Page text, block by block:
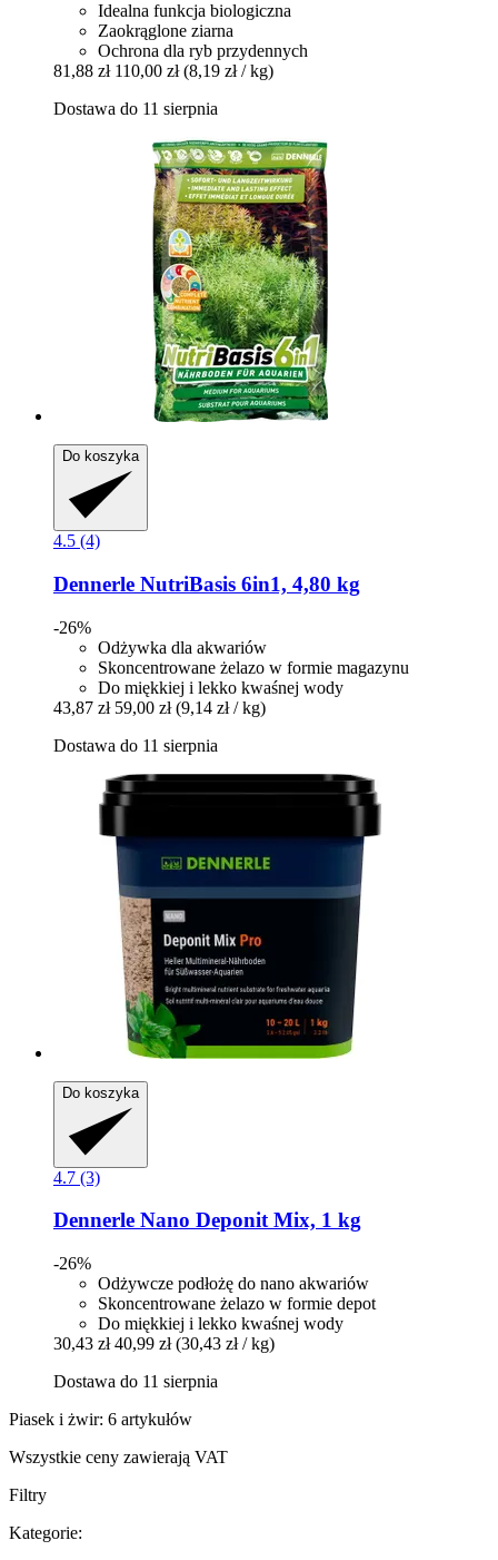
Idealna funkcja biologiczna
Zaokrąglone ziarna
Ochrona dla ryb przydennych
81,88 zł 110,00 zł (8,19 zł / kg)
Dostawa do 11 sierpnia
Do koszyka
4.5 (4)
Dennerle NutriBasis 6in1, 4,80 kg
-26%
Odżywka dla akwariów
Skoncentrowane żelazo w formie magazynu
Do miękkiej i lekko kwaśnej wody
43,87 zł 59,00 zł (9,14 zł / kg)
Dostawa do 11 sierpnia
Do koszyka
4.7 (3)
Dennerle Nano Deponit Mix, 1 kg
-26%
Odżywcze podłożę do nano akwariów
Skoncentrowane żelazo w formie depot
Do miękkiej i lekko kwaśnej wody
30,43 zł 40,99 zł (30,43 zł / kg)
Dostawa do 11 sierpnia
Piasek i żwir: 6 artykułów
Wszystkie ceny zawierają VAT
Filtry
Kategorie: